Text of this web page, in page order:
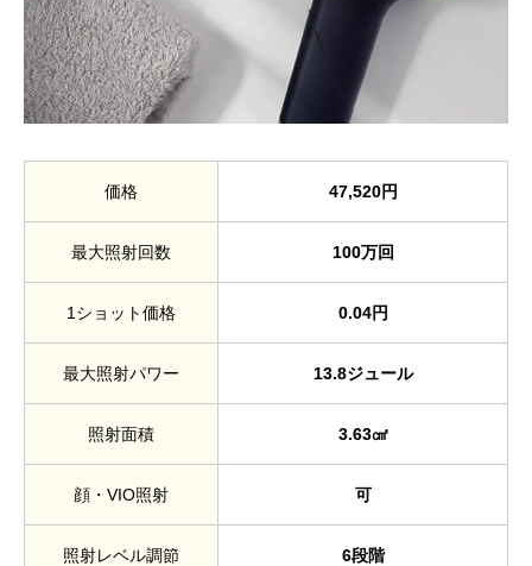
価格 47,520円
最大照射回数 100万回
1ショット価格 0.04円
最大照射パワー 13.8ジュール
照射面積 3.63㎠
顔・VIO照射 可
照射レベル調節 6段階